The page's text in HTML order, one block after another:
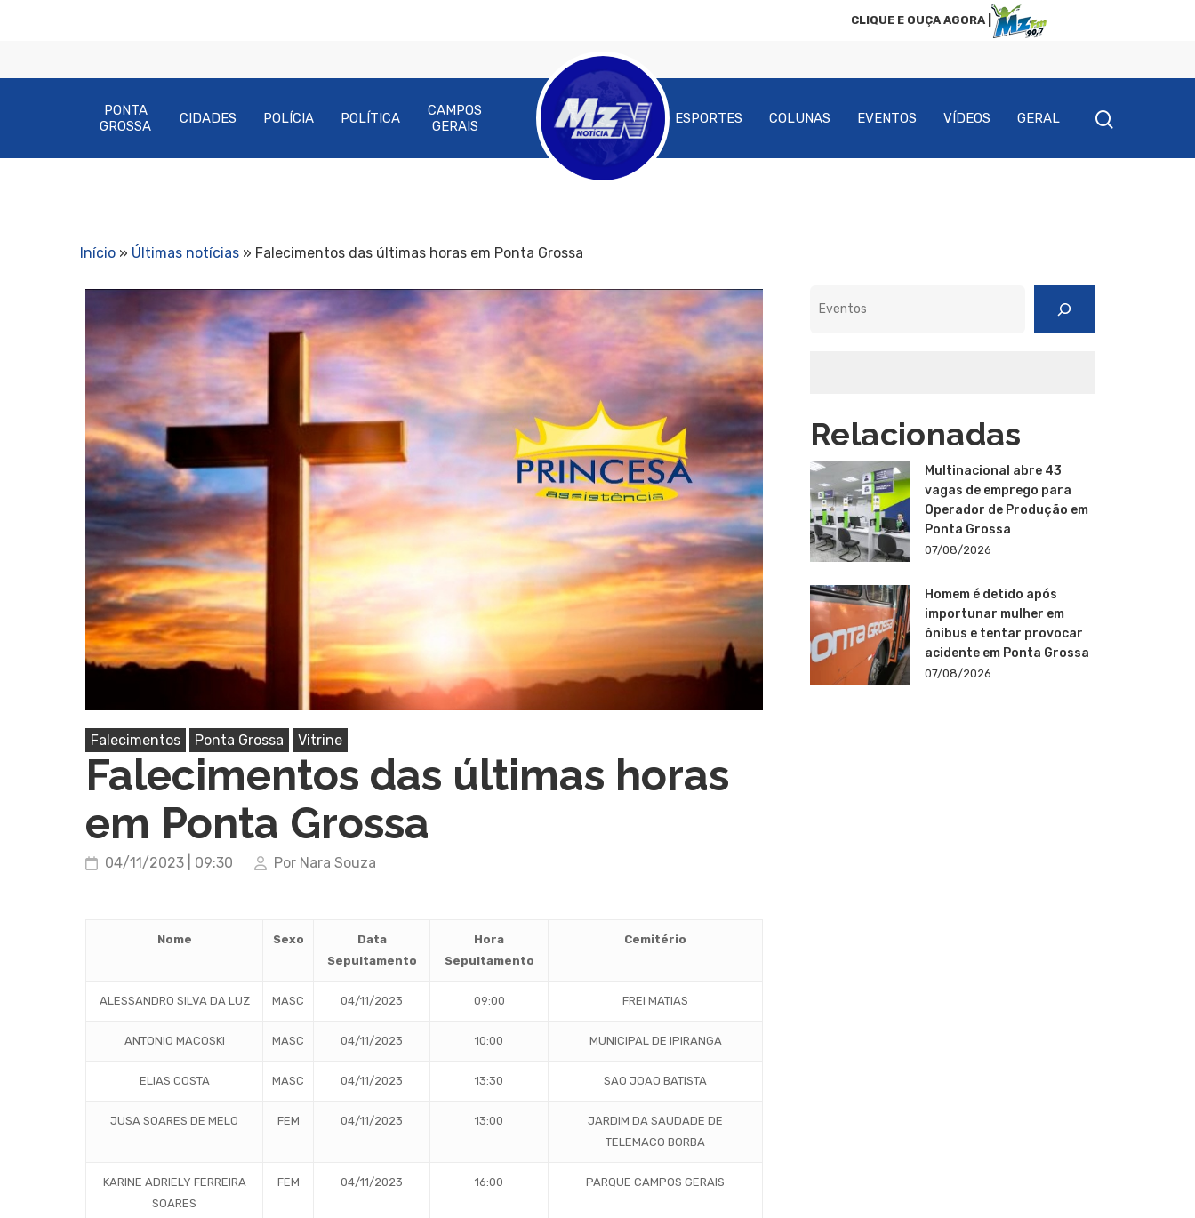
CLIQUE E OUÇA AGORA |
Pressione Enter para pesquisar ou ESC para fechar
PONTA
GROSSA
CIDADES POLÍCIA POLÍTICA
CAMPOS
GERAIS
ESPORTES COLUNAS EVENTOS VÍDEOS GERAL
Início » Últimas notícias » Falecimentos das últimas horas em Ponta Grossa
Falecimentos Ponta Grossa Vitrine
Falecimentos das últimas horas
em Ponta Grossa
04/11/2023 | 09:30 Por Nara Souza
Nome Sexo
Data
Sepultamento
Hora
Sepultamento
Cemitério
ALESSANDRO SILVA DA LUZ MASC 04/11/2023 09:00 FREI MATIAS
ANTONIO MACOSKI MASC 04/11/2023 10:00 MUNICIPAL DE IPIRANGA
ELIAS COSTA MASC 04/11/2023 13:30 SAO JOAO BATISTA
JUSA SOARES DE MELO FEM 04/11/2023 13:00
JARDIM DA SAUDADE DE
TELEMACO BORBA
KARINE ADRIELY FERREIRA
SOARES
FEM 04/11/2023 16:00 PARQUE CAMPOS GERAIS
Relacionadas
Multinacional abre 43
vagas de emprego para
Operador de Produção em
Ponta Grossa
07/08/2026
Homem é detido após
importunar mulher em
ônibus e tentar provocar
acidente em Ponta Grossa
07/08/2026